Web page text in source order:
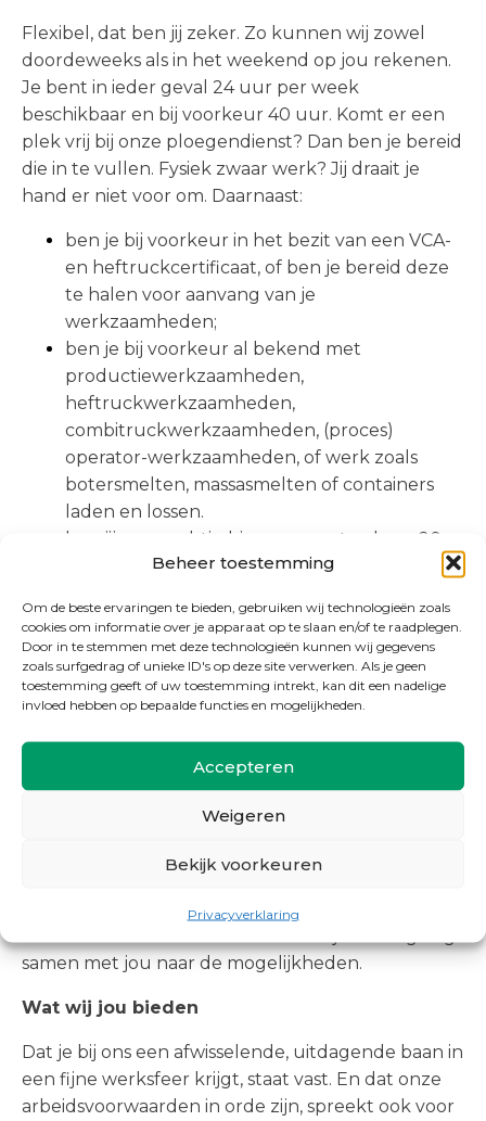
Beheer toestemming
Om de beste ervaringen te bieden, gebruiken wij technologieën zoals
cookies om informatie over je apparaat op te slaan en/of te raadplegen.
Door in te stemmen met deze technologieën kunnen wij gegevens
zoals surfgedrag of unieke ID's op deze site verwerken. Als je geen
toestemming geeft of uw toestemming intrekt, kan dit een nadelige
invloed hebben op bepaalde functies en mogelijkheden.
Accepteren
Weigeren
Bekijk voorkeuren
Privacyverklaring
Flexibel, dat ben jij zeker. Zo kunnen wij zowel
doordeweeks als in het weekend op jou rekenen.
Je bent in ieder geval 24 uur per week
beschikbaar en bij voorkeur 40 uur. Komt er een
plek vrij bij onze ploegendienst? Dan ben je bereid
die in te vullen. Fysiek zwaar werk? Jij draait je
hand er niet voor om. Daarnaast:
ben je bij voorkeur in het bezit van een VCA-
en heftruckcertificaat, of ben je bereid deze
te halen voor aanvang van je
werkzaamheden;
ben je bij voorkeur al bekend met
productiewerkzaamheden,
heftruckwerkzaamheden,
combitruckwerkzaamheden, (proces)
operator-werkzaamheden, of werk zoals
botersmelten, massasmelten of containers
laden en lossen.
ben jij woonachtig binnen een straal van 20
werklocatie te komen, bijvoorbeeld een auto,
fiets of brommer;
woon je bij voorkeur in de buurt van
Zaanstad, bijvoorbeeld in Zaandam, Zaandijk,
Assendelft, Uitgeest, Beverwijk, Purmerend
Voldoe je nog niet helemaal aan het lijstje
zin om aan de slag te gaan? Ook dan nodigen we
samen met jou naar de mogelijkheden.
Wat wij jou bieden
Dat je bij ons een afwisselende, uitdagende baan in
een fijne werksfeer krijgt, staat vast. En dat onze
arbeidsvoorwaarden in orde zijn, spreekt ook voor